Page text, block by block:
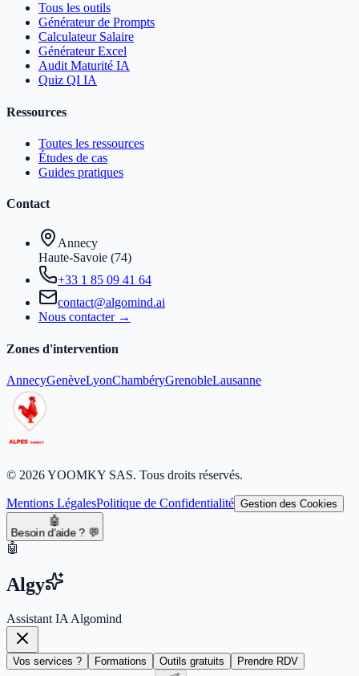
Tous les outils
Générateur de Prompts
Calculateur Salaire
Générateur Excel
Audit Maturité IA
Quiz QI IA
Ressources
Toutes les ressources
Études de cas
Guides pratiques
Contact
Annecy
Haute-Savoie (74)
+33 1 85 09 41 64
contact@algomind.ai
Nous contacter →
Zones d'intervention
AnnecyGenèveLyonChambéryGrenobleLausanne
© 2026 YOOMKY SAS. Tous droits réservés.
Mentions LégalesPolitique de Confidentialité Gestion des Cookies
🤖
Besoin d'aide ? 💬
🤖
Algy
Assistant IA Algomind
Vos services ? Formations Outils gratuits Prendre RDV